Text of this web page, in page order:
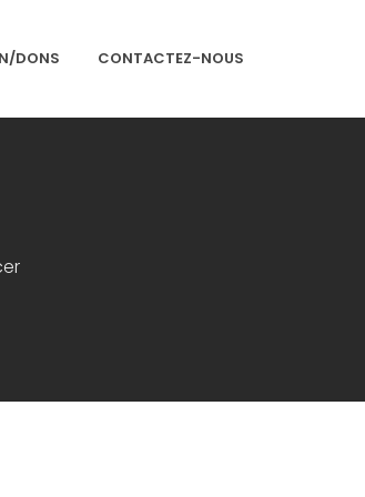
DONS CONTACTEZ-NOUS